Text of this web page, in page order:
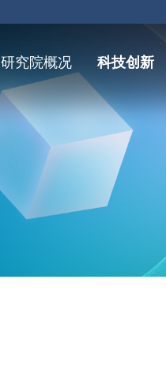
研究院概况 科技创新